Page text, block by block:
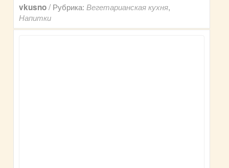
vkusno/ Рубрика:Вегетарианская кухня,
Напитки